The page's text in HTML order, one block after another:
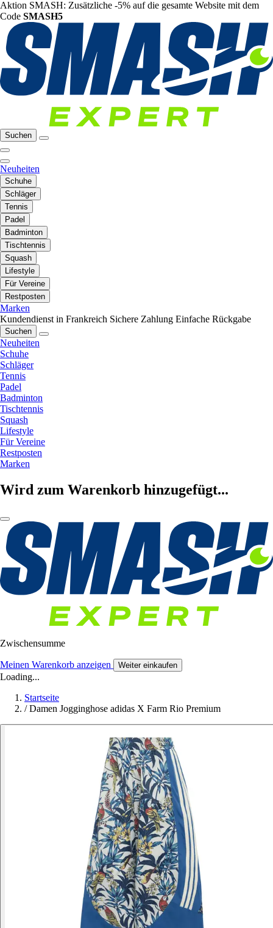
Aktion SMASH: Zusätzliche -5% auf die gesamte Website mit dem
Code SMASH5
Suchen
Neuheiten
Schuhe
Schläger
Tennis
Padel
Badminton
Tischtennis
Squash
Lifestyle
Für Vereine
Restposten
Marken
Kundendienst in Frankreich Sichere Zahlung Einfache Rückgabe
Suchen
Neuheiten
Schuhe
Schläger
Tennis
Padel
Badminton
Tischtennis
Squash
Lifestyle
Für Vereine
Restposten
Marken
Wird zum Warenkorb hinzugefügt...
Zwischensumme
Meinen Warenkorb anzeigen Weiter einkaufen
Loading...
Startseite
/ Damen Jogginghose adidas X Farm Rio Premium